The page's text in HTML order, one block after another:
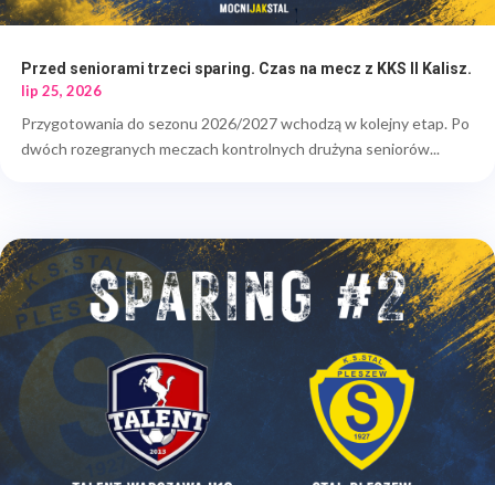
Przed seniorami trzeci sparing. Czas na mecz z KKS II Kalisz.
lip 25, 2026
Przygotowania do sezonu 2026/2027 wchodzą w kolejny etap. Po
dwóch rozegranych meczach kontrolnych drużyna seniorów...